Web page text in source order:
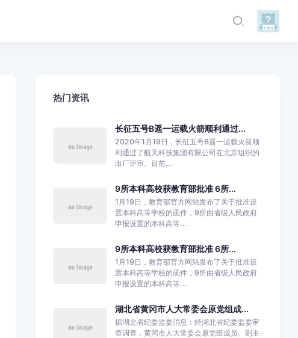
热门资讯
长征五号B遥一运载火箭顺利通过...
2020年1月19日，长征五号B遥一运载火箭顺
利通过了航天科技集团有限公司在北京组织的
出厂评审。目前...
9所本科高校获教育部批准 6所...
1月19日，教育部官方网站发布了关于批准设
置本科高等学校的函件，9所由省级人民政府
申报设置的本科高等...
9所本科高校获教育部批准 6所...
1月19日，教育部官方网站发布了关于批准设
置本科高等学校的函件，9所由省级人民政府
申报设置的本科高等...
湖北省黄冈市人大常委会原党组成...
据湖北省纪委监委消息：经湖北省纪委监委审
查调查，黄冈市人大常委会原党组成员、副主